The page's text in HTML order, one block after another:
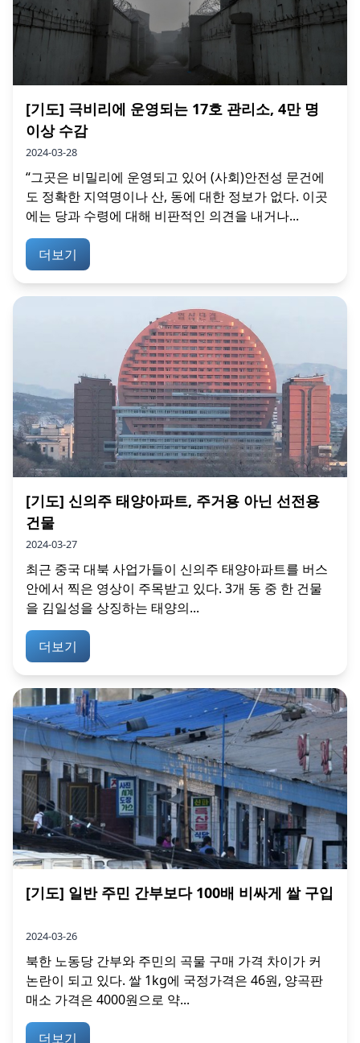
[기도] 극비리에 운영되는 17호 관리소, 4만 명
이상 수감
2024-03-28
“그곳은 비밀리에 운영되고 있어 (사회)안전성 문건에
도 정확한 지역명이나 산, 동에 대한 정보가 없다. 이곳
에는 당과 수령에 대해 비판적인 의견을 내거나...
더보기
[기도] 신의주 태양아파트, 주거용 아닌 선전용
건물
2024-03-27
최근 중국 대북 사업가들이 신의주 태양아파트를 버스
안에서 찍은 영상이 주목받고 있다. 3개 동 중 한 건물
을 김일성을 상징하는 태양의...
더보기
[기도] 일반 주민 간부보다 100배 비싸게 쌀 구입
2024-03-26
북한 노동당 간부와 주민의 곡물 구매 가격 차이가 커
논란이 되고 있다. 쌀 1kg에 국정가격은 46원, 양곡판
매소 가격은 4000원으로 약...
더보기